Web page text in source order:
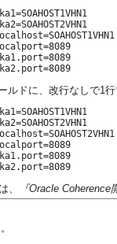
-Dtangosol.coherence.wka2.port=8089
ルドに、改行なしで1
-Dtangosol.coherence.wka2.port=8089
、 『Oracle Coherence